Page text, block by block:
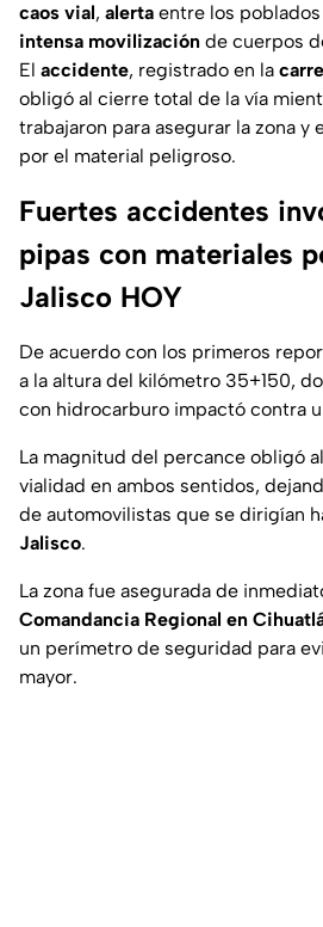
caos vial, alerta entre los
intensa movilización de cuerpos
El accidente, registrado en la
obligó al cierre total de la vía
trabajaron para asegurar la zona y
por el material peligroso.
Fuertes accidentes
pipas con materiales
Jalisco HOY
De acuerdo con los primeros
a la altura del kilómetro 35+150,
con hidrocarburo impactó contra
La magnitud del percance obligó
vialidad en ambos sentidos,
de automovilistas que se dirigían
Jalisco.
La zona fue asegurada de
Comandancia Regional en
un perímetro de seguridad para
mayor.